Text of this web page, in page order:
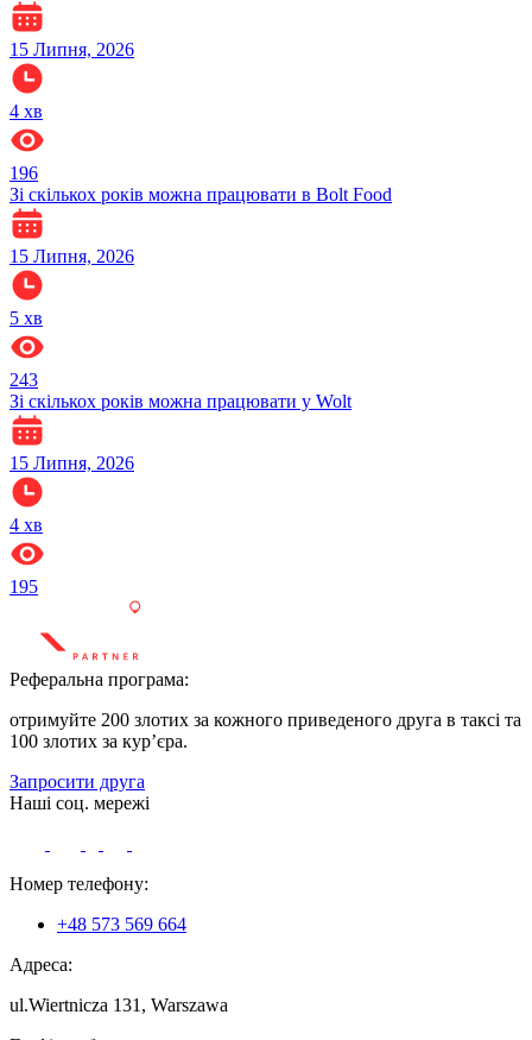
15 Липня, 2026
4 хв
196
Зі скількох років можна працювати в Bolt Food
15 Липня, 2026
5 хв
243
Зі скількох років можна працювати у Wolt
15 Липня, 2026
4 хв
195
Реферальна програма:
отримуйте 200 злотих за кожного приведеного друга в таксі та
100 злотих за кур’єра.
Запросити друга
Наші соц. мережі
Номер телефону:
+48 573 569 664
Адреса:
ul.Wiertnicza 131, Warszawa